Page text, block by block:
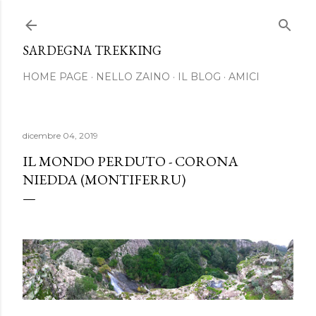
SARDEGNA TREKKING
HOME PAGE NELLO ZAINO IL BLOG AMICI
dicembre 04, 2019
IL MONDO PERDUTO - CORONA
NIEDDA (MONTIFERRU)